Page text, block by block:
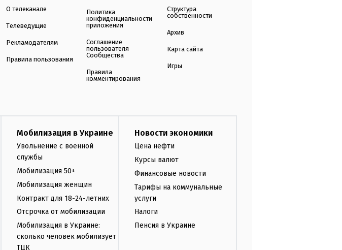
О телеканале
Телеведущие
Рекламодателям
Правила пользования
Политика
конфиденциальности
приложения
Соглашение
пользователя
Сообщества
Правила
комментирования
Структура
собственности
Архив
Карта сайта
Игры
Мобилизация в Украине
Увольнение с военной
службы
Мобилизация 50+
Мобилизация женщин
Контракт для 18-24-летних
Отсрочка от мобилизации
Мобилизация в Украине:
сколько человек мобилизует
ТЦК
Новости экономики
Цена нефти
Курсы валют
Финансовые новости
Тарифы на коммунальные
услуги
Налоги
Пенсия в Украине